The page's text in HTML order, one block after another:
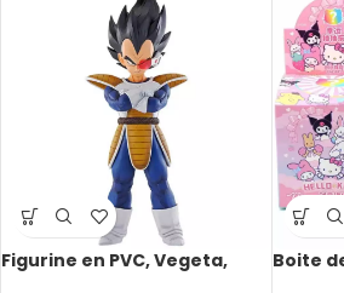
Figurine en PVC, Vegeta,
Boite